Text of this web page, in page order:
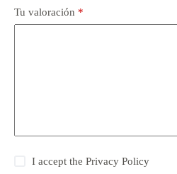
Tu valoración *
I accept thePrivacy Policy